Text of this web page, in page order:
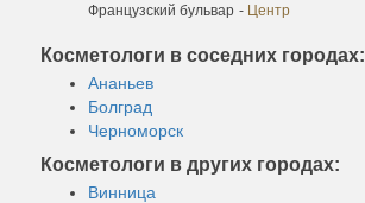
Французский бульвар - Центр
Косметологи в соседних городах:
Ананьев
Болград
Черноморск
Косметологи в других городах:
Винница